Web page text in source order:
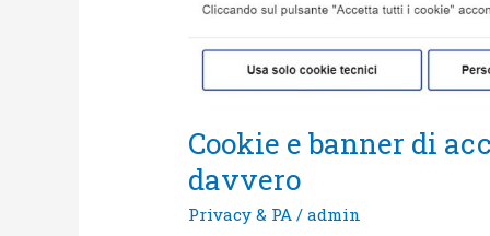
Cookie e banner di
davvero
Privacy & PA /admin
sapere